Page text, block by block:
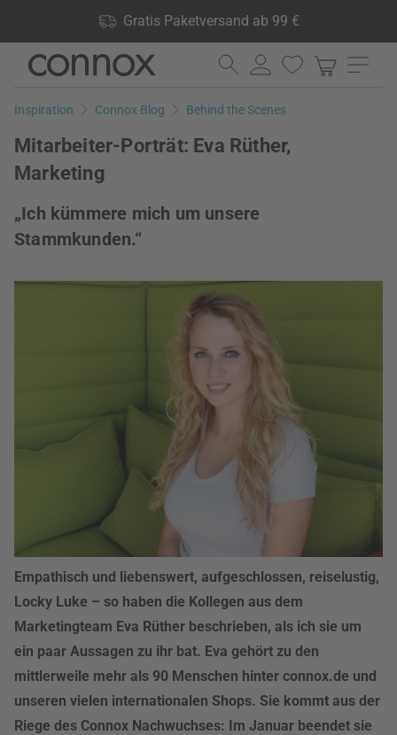
Gratis Paketversand ab 99 €
lagernd, 60 Tage Rückgaberecht
Direkt
Seiteninhalt
Direkt
Suchfeld
Inspiration Connox Blog Behind the Scenes
Mitarbeiter-Porträt: Eva Rüther,
Marketing
„Ich kümmere mich um unsere
Stammkunden.“
Empathisch und liebenswert, aufgeschlossen, reiselustig,
Locky Luke – so haben die Kollegen aus dem
Marketingteam Eva Rüther beschrieben, als ich sie um
ein paar Aussagen zu ihr bat. Eva gehört zu den
mittlerweile mehr als 90 Menschen hinter connox.de und
unseren vielen internationalen Shops. Sie kommt aus der
Riege des Connox Nachwuchses: Im Januar beendet sie